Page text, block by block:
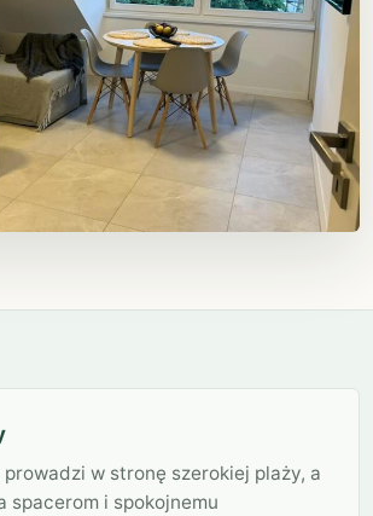
w stronę szerokiej plaży, a
spacerom i spokojnemu